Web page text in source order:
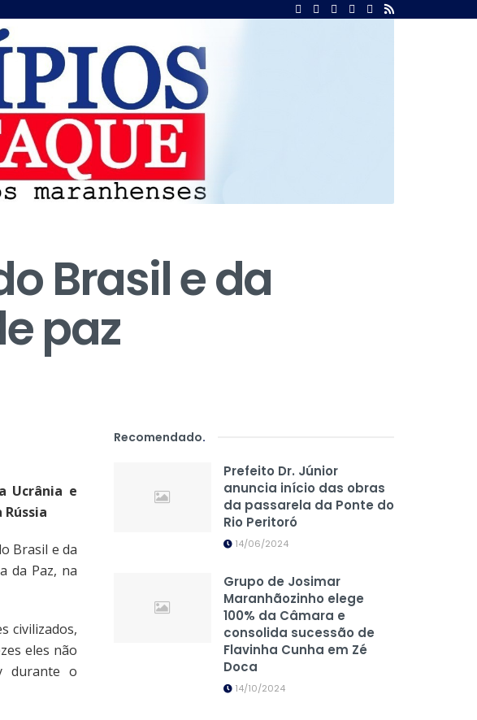
Brasil e da
paz
Ucrânia e
Brasil e da
da Paz, na
civilizados,
eles não
durante o
Recomendado.
Prefeito Dr. Júnior
anuncia início das obras
da passarela da Ponte do
Rio Peritoró
14/06/2024
Grupo de Josimar
Maranhãozinho elege
100% da Câmara e
consolida sucessão de
Flavinha Cunha em Zé
Doca
14/10/2024